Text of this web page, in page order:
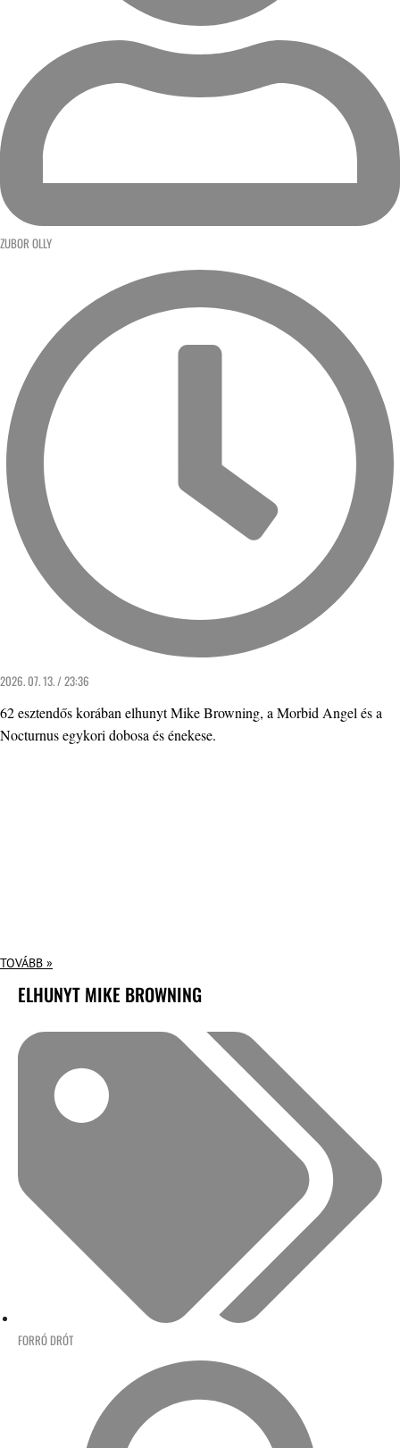
ZUBOR OLLY
2026. 07. 13. / 23:36
62 esztendős korában elhunyt Mike Browning, a Morbid Angel és a
Nocturnus egykori dobosa és énekese.
TOVÁBB »
ELHUNYT MIKE BROWNING
FORRÓ DRÓT